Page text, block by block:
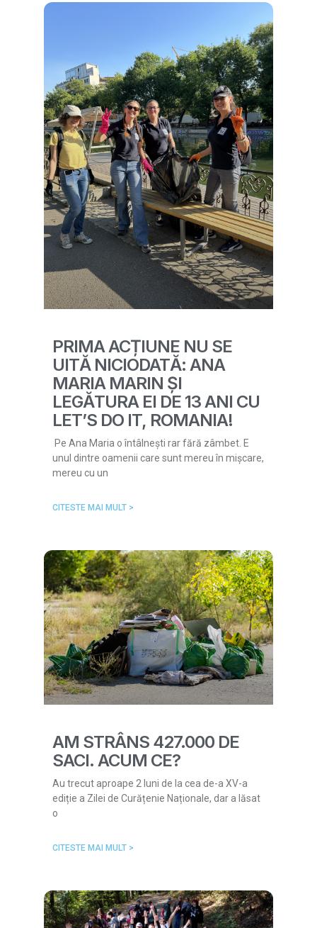
PRIMA ACȚIUNE NU SE
UITĂ NICIODATĂ: ANA
MARIA MARIN ȘI
LEGĂTURA EI DE 13 ANI CU
LET’S DO IT, ROMANIA!
Pe Ana Maria o întâlnești rar fără zâmbet. E
unul dintre oamenii care sunt mereu în mișcare,
mereu cu un
CITESTE MAI MULT >
AM STRÂNS 427.000 DE
SACI. ACUM CE?
Au trecut aproape 2 luni de la cea de-a XV-a
ediție a Zilei de Curățenie Naționale, dar a lăsat
o
CITESTE MAI MULT >